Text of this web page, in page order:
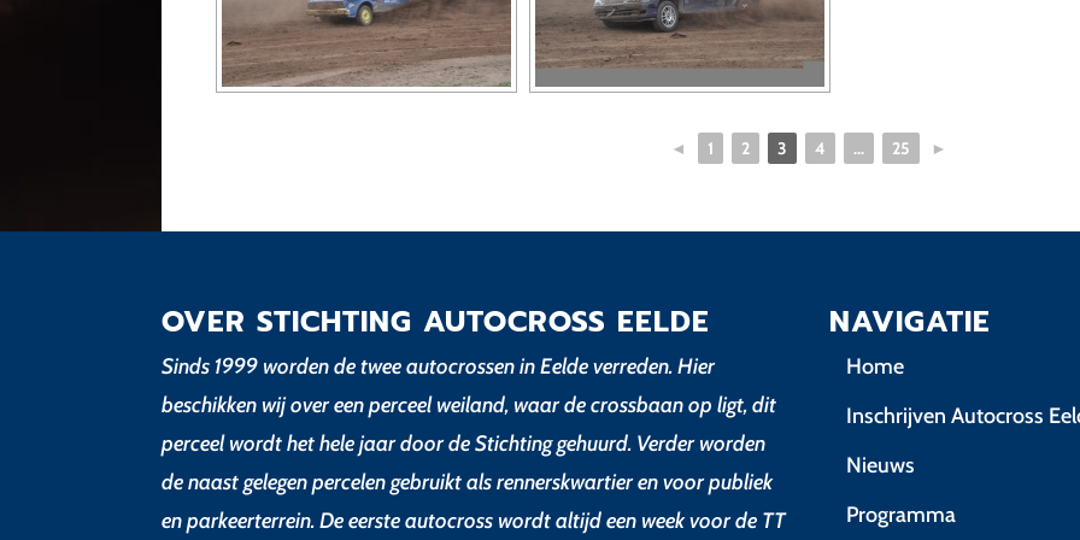
◄ 1 2 3 4 ... 25 ►
OVER STICHTING AUTOCROSS EELDE
Sinds 1999 worden de twee autocrossen in Eelde verreden. Hier
beschikken wij over een perceel weiland, waar de crossbaan op ligt, dit
perceel wordt het hele jaar door de Stichting gehuurd. Verder worden
de naast gelegen percelen gebruikt als rennerskwartier en voor publiek
en parkeerterrein. De eerste autocross wordt altijd een week voor de TT
NAVIGATIE
Home
Inschrijven Autocross
Nieuws
Programma